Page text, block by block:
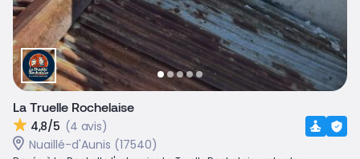
La Truelle Rochelaise
4,8/5 (4 avis)
Nuaillé-d'Aunis (17540)